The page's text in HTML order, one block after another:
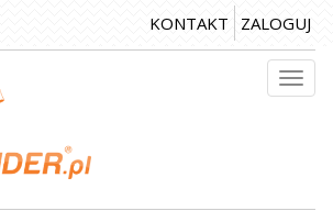
KONTAKT ZALOGUJ